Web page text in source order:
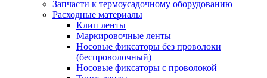
Запчасти к термоусадочному оборудованию
Расходные материалы
Клип ленты
Маркировочные ленты
Носовые фиксаторы без проволоки
(беспроволочный)
Носовые фиксаторы с проволокой